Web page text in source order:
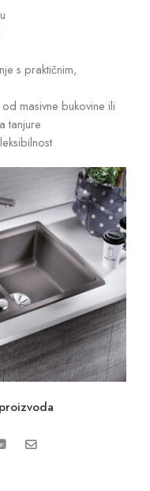
s praktičnim,
masivne bukovine ili
tanjure